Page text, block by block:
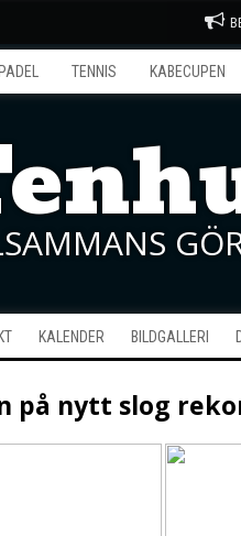
PADEL TENNIS KABECUPEN
KALENDER BILDGALLERI
på nytt slog